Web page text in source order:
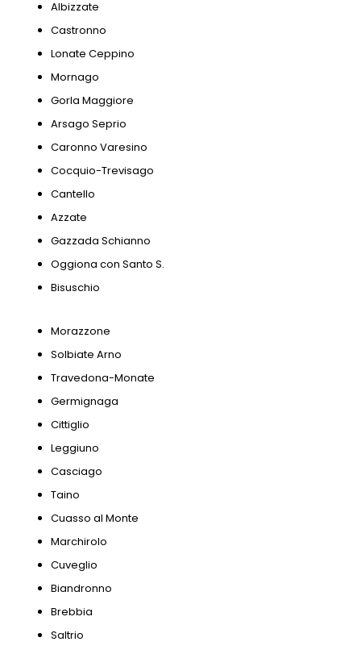
Albizzate
Castronno
Lonate Ceppino
Mornago
Gorla Maggiore
Arsago Seprio
Caronno Varesino
Cocquio-Trevisago
Cantello
Azzate
Gazzada Schianno
Oggiona con Santo S.
Bisuschio
Morazzone
Solbiate Arno
Travedona-Monate
Germignaga
Cittiglio
Leggiuno
Casciago
Taino
Cuasso al Monte
Marchirolo
Cuveglio
Biandronno
Brebbia
Saltrio